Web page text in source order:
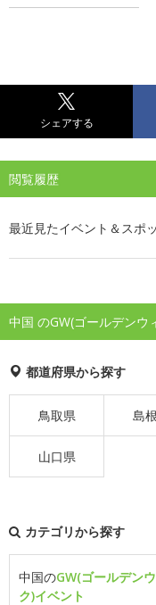
シェアする
閲覧履歴
最近見たイベント＆スポ
中国 のGW(ゴールデンウ
都道府県から探す
鳥取県 島
山口県
カテゴリから探す
中国のGW(ゴールデン
ク)イベント